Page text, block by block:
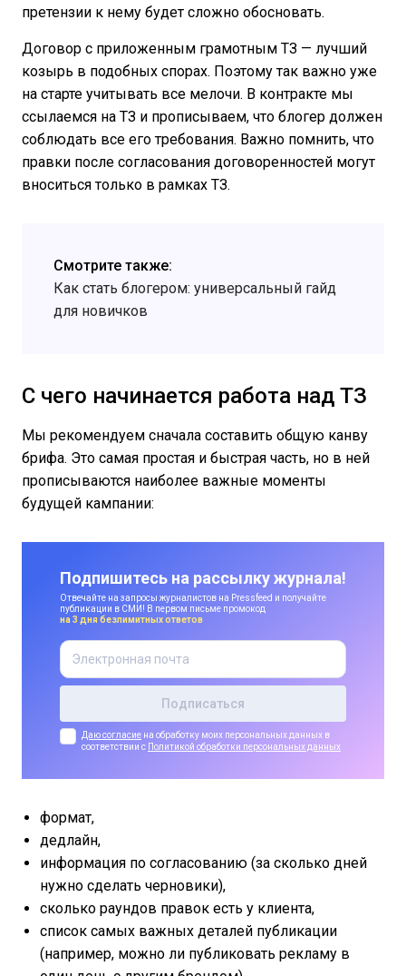
претензии к нему будет сложно обосновать.
Договор с приложенным грамотным ТЗ — лучший
козырь в подобных спорах. Поэтому так важно уже
на старте учитывать все мелочи. В контракте мы
ссылаемся на ТЗ и прописываем, что блогер должен
соблюдать все его требования. Важно помнить, что
правки после согласования договоренностей могут
вноситься только в рамках ТЗ.
Смотрите также:
Как стать блогером: универсальный гайд
для новичков
С чего начинается работа над ТЗ
Мы рекомендуем сначала составить общую канву
брифа. Это самая простая и быстрая часть, но в ней
прописываются наиболее важные моменты
будущей кампании:
Подпишитесь на рассылку журнала!
Отвечайте на запросы журналистов на Pressfeed и получайте
публикации в СМИ! В первом письме промокод
на 3 дня безлимитных ответов
Даю согласие на обработку моих персональных данных в
соответствии с Политикой обработки персональных данных
формат,
дедлайн,
информация по согласованию (за сколько дней
нужно сделать черновики),
сколько раундов правок есть у клиента,
список самых важных деталей публикации
(например, можно ли публиковать рекламу в